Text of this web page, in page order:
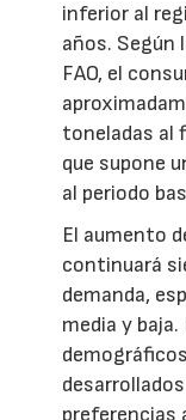
inferior al
años. Según
FAO, el
toneladas al
que supone
al periodo
El aumento
continuará
demanda,
media y